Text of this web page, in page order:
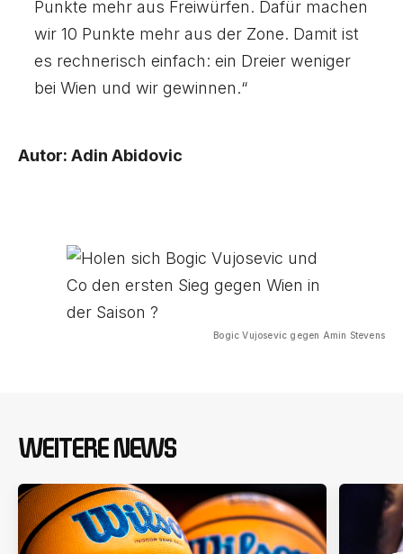
Punkte mehr aus Freiwürfen. Dafür machen
wir 10 Punkte mehr aus der Zone. Damit ist
es rechnerisch einfach: ein Dreier weniger
bei Wien und wir gewinnen.“
Autor: Adin Abidovic
Bogic Vujosevic gegen Amin Stevens
WEITERE NEWS